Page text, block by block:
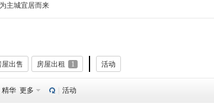
主城宜居而来
屋出售 房屋出租 1 活动
精华 更多 活动